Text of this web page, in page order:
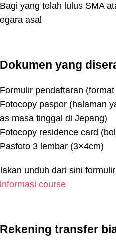
Bagi yang telah lulus SMA
egara asal
Dokumen yang
Formulir pendaftaran
Fotocopy paspor (halaman
as masa tinggal di Jepang)
Fotocopy residence card
Pasfoto 3 lembar (3×4cm)
unduh dari sini
course
Rekening transfer